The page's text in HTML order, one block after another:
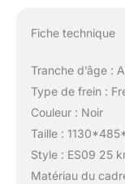
Fiche technique
Tranche d’âge :
Type de frein :
Couleur : Noir
Taille :
Style : ES09 25
Matériau du